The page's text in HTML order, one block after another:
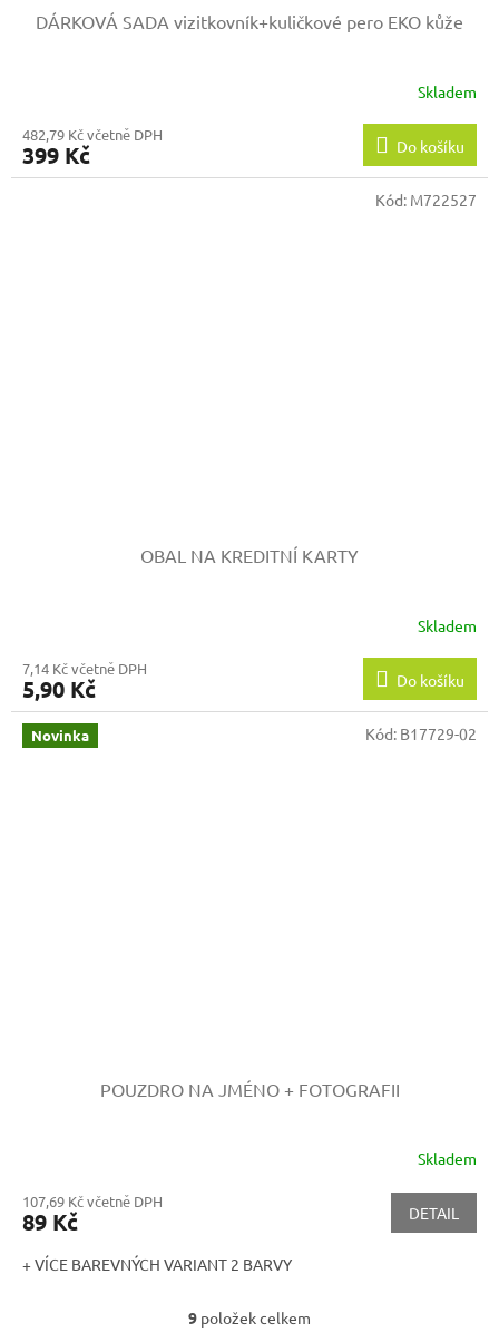
DÁRKOVÁ SADA vizitkovník+kuličkové pero EKO kůže
Skladem
482,79 Kč včetně DPH
399 Kč Do košíku
OBAL NA KREDITNÍ KARTY
Skladem
7,14 Kč včetně DPH
5,90 Kč Do košíku
Kód: M722527
Novinka
POUZDRO NA JMÉNO + FOTOGRAFII
Skladem
107,69 Kč včetně DPH
89 Kč DETAIL
+ VÍCE BAREVNÝCH VARIANT 2 BARVY
Kód: B17729-02
O
9 položek celkem